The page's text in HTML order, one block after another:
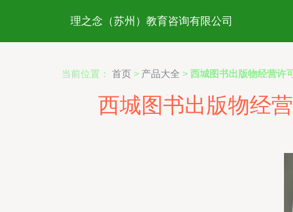
理之念（苏州）教育咨询有限公司
当前位置： 首页 > 产品大全 > 西城图书出版物经营许
西城图书出版物经